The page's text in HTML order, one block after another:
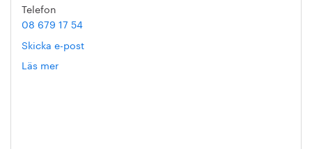
Telefon
08 679 17 54
Skicka e-post
Läs mer